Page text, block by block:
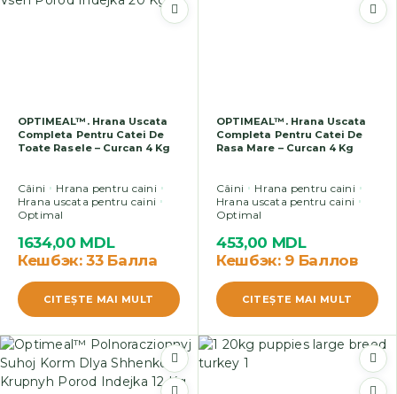
OPTIMEAL™. Hrana Uscata
Completa Pentru Catei De
Toate Rasele – Curcan 4 Kg
Câini
Hrana pentru caini
Hrana uscata pentru caini
Optimal
1634,00 MDL
Кешбэк:33 Балла
CITEŞTE MAI MULT
OPTIMEAL™. Hrana Uscata
Completa Pentru Catei De
Rasa Mare – Curcan 4 Kg
Câini
Hrana pentru caini
Hrana uscata pentru caini
Optimal
453,00 MDL
Кешбэк:9 Баллов
CITEŞTE MAI MULT